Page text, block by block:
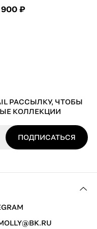
900 ₽
РАССЫЛКУ, ЧТОБЫ
КОЛЛЕКЦИИ
ПОДПИСАТЬСЯ